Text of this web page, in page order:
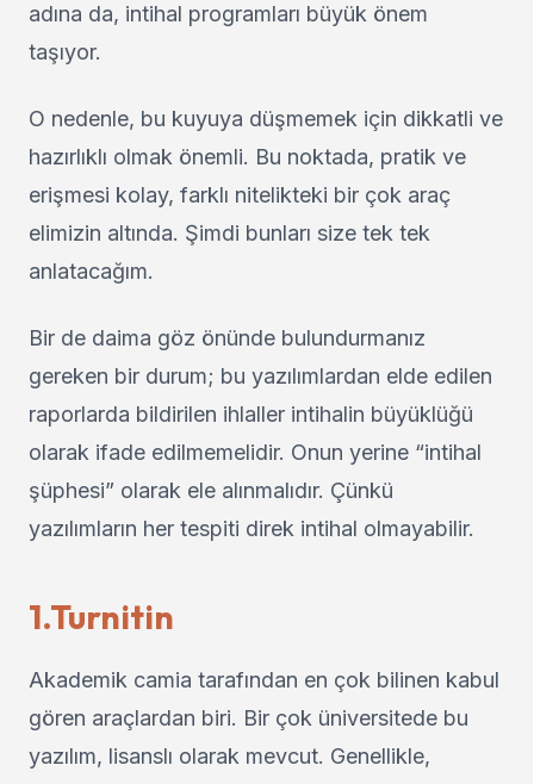
adına da, intihal programları büyük önem
taşıyor.
O nedenle, bu kuyuya düşmemek için dikkatli ve
hazırlıklı olmak önemli. Bu noktada, pratik ve
erişmesi kolay, farklı nitelikteki bir çok araç
elimizin altında. Şimdi bunları size tek tek
anlatacağım.
Bir de daima göz önünde bulundurmanız
gereken bir durum; bu yazılımlardan elde edilen
raporlarda bildirilen ihlaller intihalin büyüklüğü
olarak ifade edilmemelidir. Onun yerine “intihal
şüphesi” olarak ele alınmalıdır. Çünkü
yazılımların her tespiti direk intihal olmayabilir.
1.Turnitin
Akademik camia tarafından en çok bilinen kabul
gören araçlardan biri. Bir çok üniversitede bu
yazılım, lisanslı olarak mevcut. Genellikle,